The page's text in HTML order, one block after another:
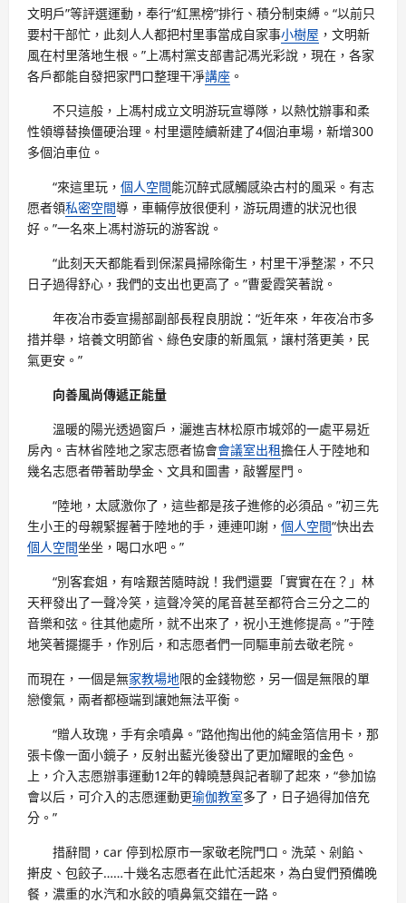
文明戶”等評選運動，奉行“紅黑榜”排行、積分制束縛。“以前只
要村干部忙，此刻人人都把村里事當成自家事小樹屋 ，文明新
風在村里落地生根。”上馮村黨支部書記馮光彩說，現在，各家
各戶都能自發把家門口整理干凈講座 。
不只這般，上馮村成立文明游玩宣導隊，以熱忱辦事和柔
性領導替換僵硬治理。村里還陸續新建了4個泊車場，新增300
多個泊車位。
“來這里玩， 個人空間能沉醉式感觸感染古村的風采。有志
愿者領私密空間導，車輛停放很便利，游玩周遭的狀況也很
好。”一名來上馮村游玩的游客說。
“此刻天天都能看到保潔員掃除衛生，村里干凈整潔，不只
日子過得舒心，我們的支出也更高了。”曹愛霞笑著說。
年夜冶市委宣揚部副部長程良朋說：“近年來，年夜冶市多
措并舉，培養文明節省、綠色安康的新風氣，讓村落更美，民
氣更安。”
向善風尚傳遞正能量
溫暖的陽光透過窗戶，灑進吉林松原市城郊的一處平易近
房內。吉林省陸地之家志愿者協會會議室出租擔任人于陸地和
幾名志愿者帶著助學金、文具和圖書，敲響屋門。
“陸地，太感激你了，這些都是孩子進修的必須品。”初三先
生小王的母親緊握著于陸地的手，連連叩謝， 個人空間“快出去
個人空間坐坐，喝口水吧。”
“別客套姐，有啥艱苦隨時說！我們還要「實實在在？」林
天秤發出了一聲冷笑，這聲冷笑的尾音甚至都符合三分之二的
音樂和弦。往其他處所，就不出來了，祝小王進修提高。”于陸
地笑著擺擺手，作別后，和志愿者們一同驅車前去敬老院。
而現在，一個是無家教場地限的金錢物慾，另一個是無限的單
戀傻氣，兩者都極端到讓她無法平衡。
“贈人玫瑰，手有余噴鼻。”路他掏出他的純金箔信用卡，那
張卡像一面小鏡子，反射出藍光後發出了更加耀眼的金色。
上，介入志愿辦事運動12年的韓曉慧與記者聊了起來，“參加協
會以后，可介入的志愿運動更瑜伽教室多了，日子過得加倍充
分。”
措辭間，car 停到松原市一家敬老院門口。洗菜、剁餡、
搟皮、包餃子……十幾名志愿者在此忙活起來，為白叟們預備晚
餐，濃重的水汽和水餃的噴鼻氣交錯在一路。